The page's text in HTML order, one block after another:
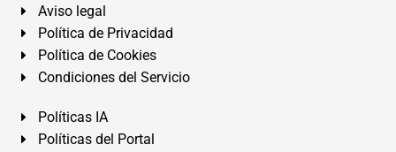
Aviso legal
Política de Privacidad
Política de Cookies
Condiciones del Servicio
Políticas IA
Políticas del Portal